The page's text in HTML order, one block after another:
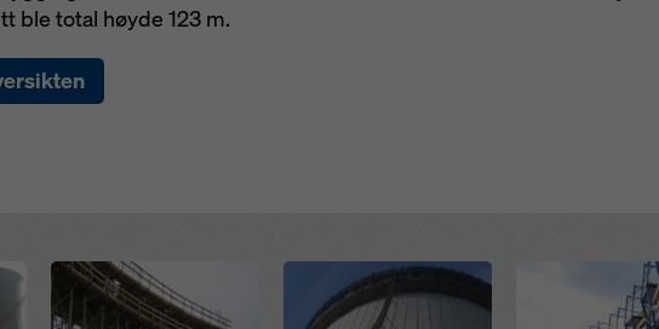
ble total høyde 123 m.
Open Open
informasjonskapsler (avanserte innstillinger for informasjonskapsler).